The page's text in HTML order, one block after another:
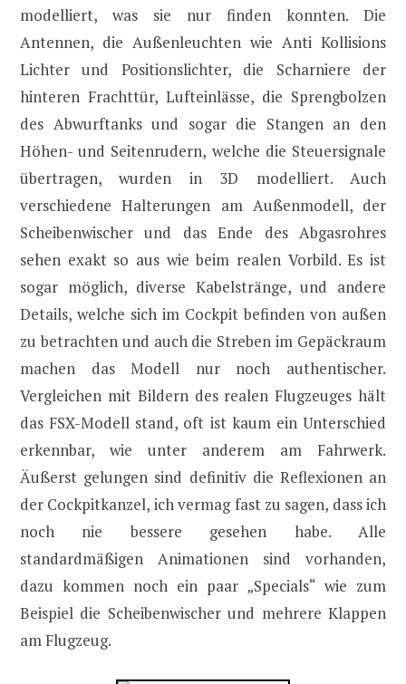
modelliert, was sie nur finden konnten. Die
Antennen, die Außenleuchten wie Anti Kollisions
Lichter und Positionslichter, die Scharniere der
hinteren Frachttür, Lufteinlässe, die Sprengbolzen
des Abwurftanks und sogar die Stangen an den
Höhen- und Seitenrudern, welche die Steuersignale
übertragen, wurden in 3D modelliert. Auch
verschiedene Halterungen am Außenmodell, der
Scheibenwischer und das Ende des Abgasrohres
sehen exakt so aus wie beim realen Vorbild. Es ist
sogar möglich, diverse Kabelstränge, und andere
Details, welche sich im Cockpit befinden von außen
zu betrachten und auch die Streben im Gepäckraum
machen das Modell nur noch authentischer.
Vergleichen mit Bildern des realen Flugzeuges hält
das FSX-Modell stand, oft ist kaum ein Unterschied
erkennbar, wie unter anderem am Fahrwerk.
Äußerst gelungen sind definitiv die Reflexionen an
der Cockpitkanzel, ich vermag fast zu sagen, dass ich
noch nie bessere gesehen habe. Alle
standardmäßigen Animationen sind vorhanden,
dazu kommen noch ein paar „Specials“ wie zum
Beispiel die Scheibenwischer und mehrere Klappen
am Flugzeug.